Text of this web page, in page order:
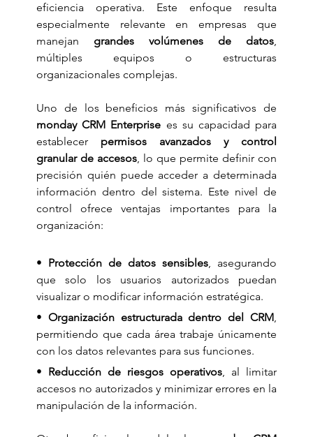
eficiencia operativa. Este enfoque resulta
especialmente relevante en empresas que
manejan grandes volúmenes de datos,
múltiples equipos o estructuras
organizacionales complejas.
monday CRM Enterprise es su capacidad para
establecer permisos avanzados y control
granular de accesos, lo que permite definir con
precisión quién puede acceder a determinada
información dentro del sistema. Este nivel de
control ofrece ventajas importantes para la
organización:
• Protección de datos sensibles, asegurando
que solo los usuarios autorizados puedan
visualizar o modificar información estratégica.
• Organización estructurada dentro del CRM,
permitiendo que cada área trabaje únicamente
con los datos relevantes para sus funciones.
• Reducción de riesgos operativos, al limitar
accesos no autorizados y minimizar errores en la
manipulación de la información.